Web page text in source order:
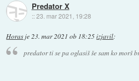
Predator X
::23. mar 2021, 19:28
Horas je23. mar 2021 ob 18:25izjavil:
predator ti se pa oglasiš še sam ko morš